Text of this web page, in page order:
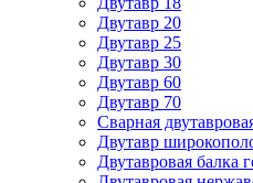
Двутавр 20
Двутавр 25
Двутавр 30
Двутавр 60
Двутавр 70
Сварная
Двутавр
Двутавровая балка